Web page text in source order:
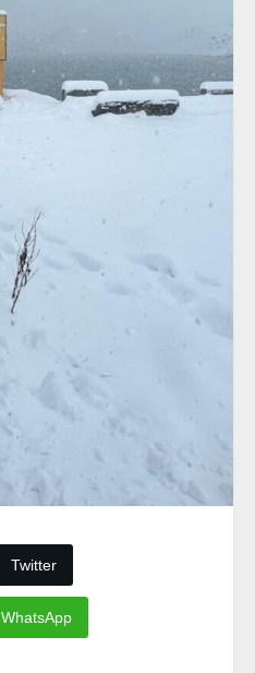
Twitter
WhatsApp